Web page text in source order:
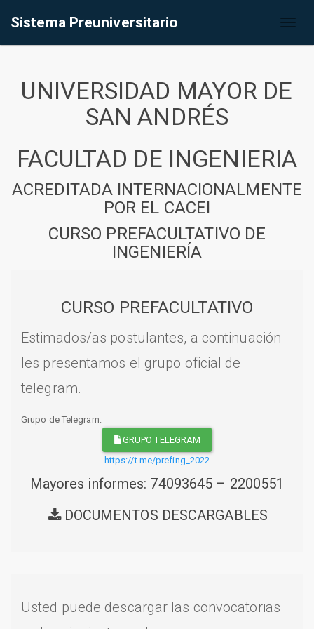
Sistema Preuniversitario
UNIVERSIDAD MAYOR DE
SAN ANDRÉS
FACULTAD DE INGENIERIA
ACREDITADA INTERNACIONALMENTE
POR EL CACEI
CURSO PREFACULTATIVO DE
INGENIERÍA
CURSO PREFACULTATIVO
Estimados/as postulantes, a continuación
les presentamos el grupo oficial de
telegram.
Grupo de Telegram:
GRUPO TELEGRAM
https://t.me/prefing_2022
Mayores informes: 74093645 – 2200551
DOCUMENTOS DESCARGABLES
Usted puede descargar las convocatorias